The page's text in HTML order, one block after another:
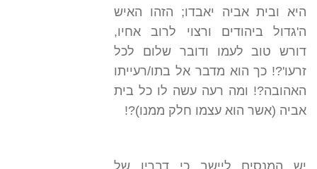
היא ובית אביה יאבדו; הזהו האיש
ה'גדול ביהודים ורצוי לרוב אחיו,
דורש טוב לעמו ודובר שלום לכל
זרעו'?! כך הוא מדבר אל בתו/רעייתו
האהובה?! ומה רעה עשה לו כל בית
אביה (אשר הוא עצמו חלק ממנו)?!
יש המנסים ליישב כי דבריו של